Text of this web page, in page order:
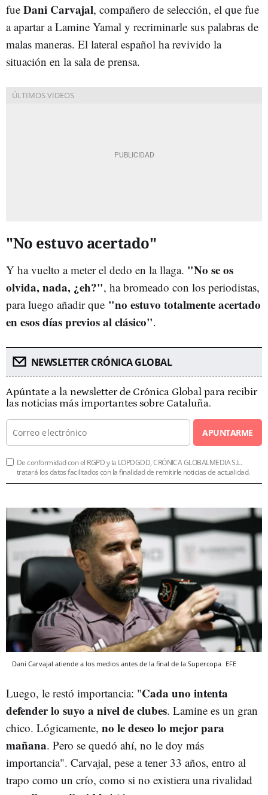
fue Dani Carvajal, compañero de selección, el que fue
a apartar a Lamine Yamal y recriminarle sus palabras de
malas maneras. El lateral español ha revivido la
situación en la sala de prensa.
"No estuvo acertado"
Y ha vuelto a meter el dedo en la llaga. "No se os
olvida, nada, ¿eh?", ha bromeado con los periodistas,
para luego añadir que "no estuvo totalmente acertado
en esos días previos al clásico".
NEWSLETTER CRÓNICA GLOBAL
Apúntate a la newsletter de Crónica Global para recibir
las noticias más importantes sobre Cataluña.
APUNTARME
De conformidad con el RGPD y la LOPDGDD, CRÓNICA GLOBALMEDIA S.L.
tratará los datos facilitados con la finalidad de remitirle noticias de actualidad.
Dani Carvajal atiende a los medios antes de la final de la Supercopa EFE
Luego, le restó importancia: "Cada uno intenta
defender lo suyo a nivel de clubes. Lamine es un gran
chico. Lógicamente, no le deseo lo mejor para
mañana. Pero se quedó ahí, no le doy más
importancia". Carvajal, pese a tener 33 años, entro al
trapo como un crío, como si no existiera una rivalidad